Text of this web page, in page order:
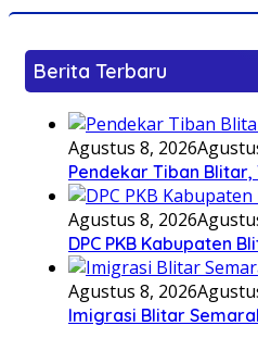
Berita Terbaru
Agustus 8, 2026
Pendekar Tiban
Agustus 8, 2026
DPC PKB Kabupaten
Agustus 8, 2026
Imigrasi Blitar